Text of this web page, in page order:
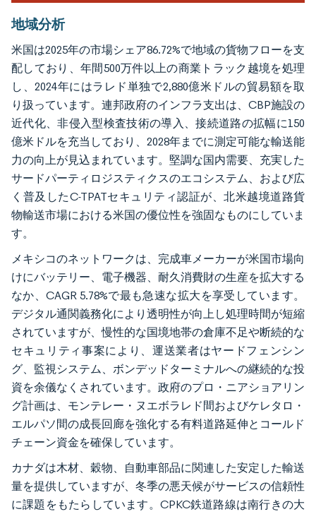
地域分析
米国は2025年の市場シェア86.72%で地域の貨物フローを支
配しており、年間500万件以上の商業トラック越境を処理
し、2024年にはラレド単独で2,880億米ドルの貿易額を取
り扱っています。連邦政府のインフラ支出は、CBP施設の
近代化、非侵入型検査技術の導入、接続道路の拡幅に150
億米ドルを充当しており、2028年までに測定可能な輸送能
力の向上が見込まれています。堅調な国内需要、充実した
サードパーティロジスティクスのエコシステム、および広
く普及したC-TPATセキュリティ認証が、北米越境道路貨
物輸送市場における米国の優位性を強固なものにしていま
す。
メキシコのネットワークは、完成車メーカーが米国市場向
けにバッテリー、電子機器、耐久消費財の生産を拡大する
なか、CAGR 5.78%で最も急速な拡大を享受しています。
デジタル通関義務化により透明性が向上し処理時間が短縮
されていますが、慢性的な国境地帯の倉庫不足や断続的な
セキュリティ事案により、運送業者はヤードフェンシン
グ、監視システム、ボンデッドターミナルへの継続的な投
資を余儀なくされています。政府のプロ・ニアショアリン
グ計画は、モンテレー・ヌエボラレド間およびケレタロ・
エルパソ間の成長回廊を強化する有料道路延伸とコールド
チェーン資金を確保しています。
カナダは木材、穀物、自動車部品に関連した安定した輸送
量を提供していますが、冬季の悪天候がサービスの信頼性
に課題をもたらしています。CPKC鉄道路線は南行きの大